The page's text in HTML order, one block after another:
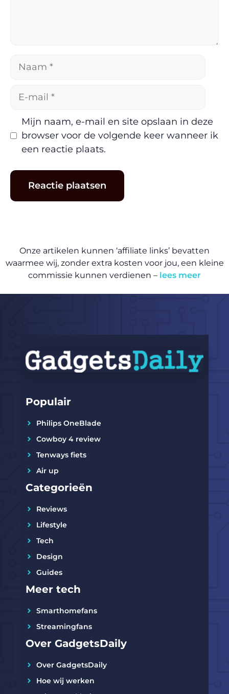
Naam
Mijn naam, e-mail en site opslaan in deze
browser voor de volgende keer wanneer ik
een reactie plaats.
Onze artikelen kunnen ‘affiliate links’ bevatten
waarmee wij, zonder extra kosten voor jou, een kleine
commissie kunnen verdienen – lees meer
Populair
Philips OneBlade
Cowboy 4 review
Tenways fiets
Air up
Categorieën
Reviews
Lifestyle
Tech
Design
Guides
Meer tech
Smarthomefans
Streamingfans
Over GadgetsDaily
Over GadgetsDaily
Hoe wij werken